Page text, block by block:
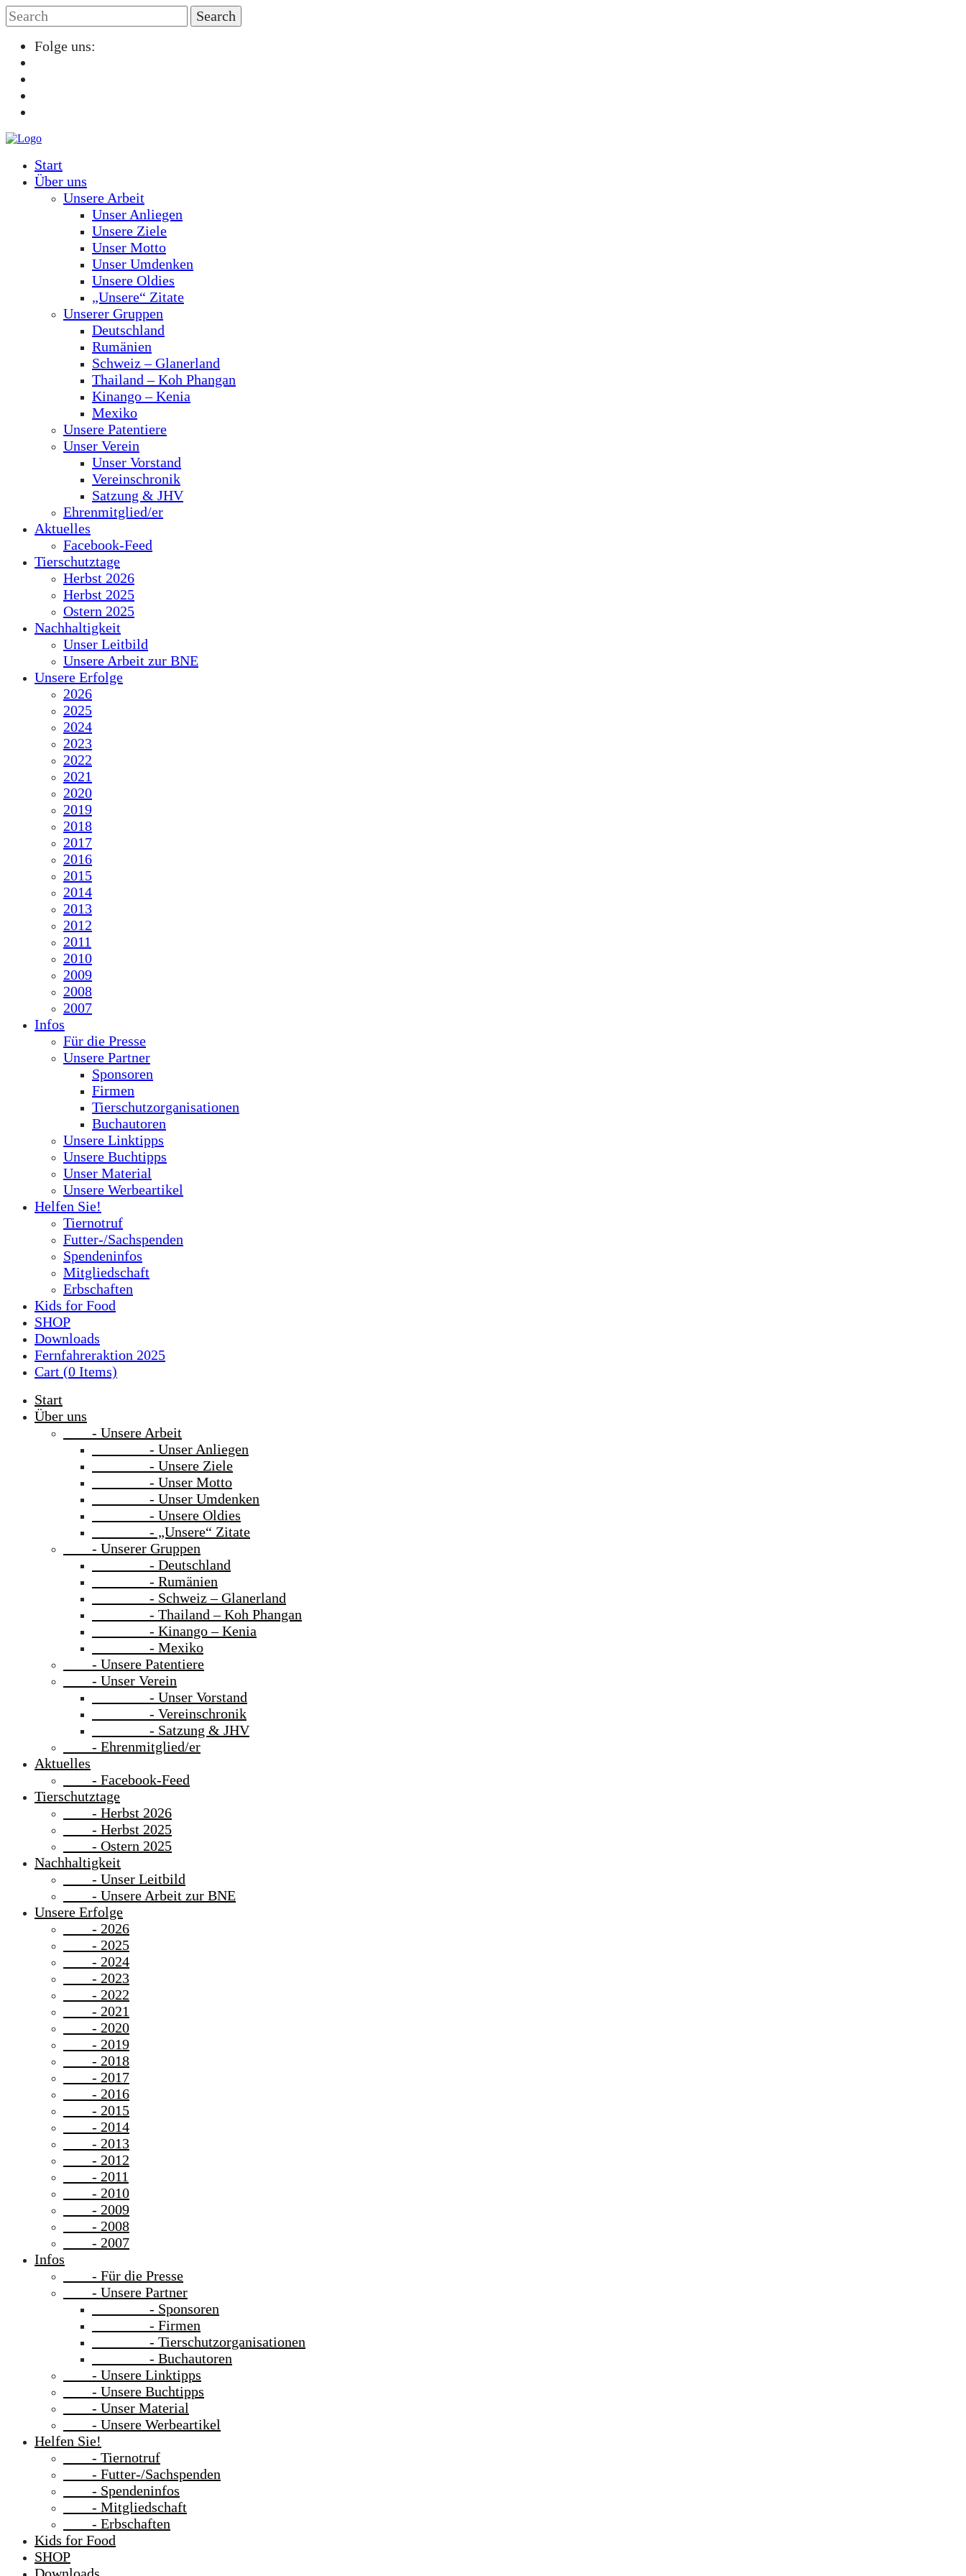
Folge uns:
Start
Über uns
Unsere Arbeit
Unser Anliegen
Unsere Ziele
Unser Motto
Unser Umdenken
Unsere Oldies
„Unsere“ Zitate
Unserer Gruppen
Deutschland
Rumänien
Schweiz – Glanerland
Thailand – Koh Phangan
Kinango – Kenia
Mexiko
Unsere Patentiere
Unser Verein
Unser Vorstand
Vereinschronik
Satzung & JHV
Ehrenmitglied/er
Aktuelles
Facebook-Feed
Tierschutztage
Herbst 2026
Herbst 2025
Ostern 2025
Nachhaltigkeit
Unser Leitbild
Unsere Arbeit zur BNE
Unsere Erfolge
2026
2025
2024
2023
2022
2021
2020
2019
2018
2017
2016
2015
2014
2013
2012
2011
2010
2009
2008
2007
Infos
Für die Presse
Unsere Partner
Sponsoren
Firmen
Tierschutzorganisationen
Buchautoren
Unsere Linktipps
Unsere Buchtipps
Unser Material
Unsere Werbeartikel
Helfen Sie!
Tiernotruf
Futter-/Sachspenden
Spendeninfos
Mitgliedschaft
Erbschaften
Kids for Food
SHOP
Downloads
Fernfahreraktion 2025
Cart (0 Items)
Start
Über uns
- Unsere Arbeit
- Unser Anliegen
- Unsere Ziele
- Unser Motto
- Unser Umdenken
- Unsere Oldies
- „Unsere“ Zitate
- Unserer Gruppen
- Deutschland
- Rumänien
- Schweiz – Glanerland
- Thailand – Koh Phangan
- Kinango – Kenia
- Mexiko
- Unsere Patentiere
- Unser Verein
- Unser Vorstand
- Vereinschronik
- Satzung & JHV
- Ehrenmitglied/er
Aktuelles
- Facebook-Feed
Tierschutztage
- Herbst 2026
- Herbst 2025
- Ostern 2025
Nachhaltigkeit
- Unser Leitbild
- Unsere Arbeit zur BNE
Unsere Erfolge
- 2026
- 2025
- 2024
- 2023
- 2022
- 2021
- 2020
- 2019
- 2018
- 2017
- 2016
- 2015
- 2014
- 2013
- 2012
- 2011
- 2010
- 2009
- 2008
- 2007
Infos
- Für die Presse
- Unsere Partner
- Sponsoren
- Firmen
- Tierschutzorganisationen
- Buchautoren
- Unsere Linktipps
- Unsere Buchtipps
- Unser Material
- Unsere Werbeartikel
Helfen Sie!
- Tiernotruf
- Futter-/Sachspenden
- Spendeninfos
- Mitgliedschaft
- Erbschaften
Kids for Food
SHOP